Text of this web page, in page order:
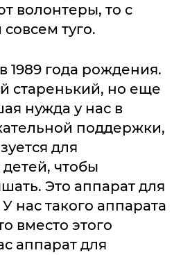
волонтеры, то с
туго.
1989 года рождения.
старенький, но еще
нужда у нас в
поддержки,
для
чтобы
Это аппарат для
нас такого аппарата
вместо этого
аппарат для